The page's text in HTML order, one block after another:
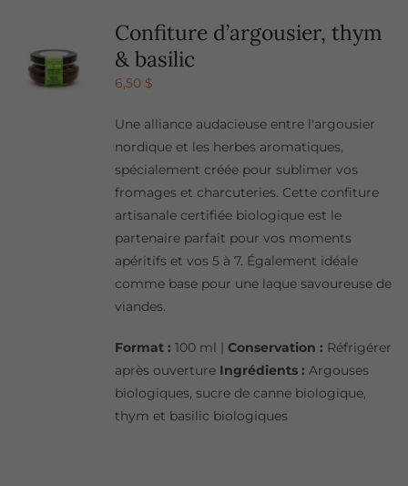
Confiture d’argousier, thym
& basilic
6,50 $
Une alliance audacieuse entre l'argousier
nordique et les herbes aromatiques,
spécialement créée pour sublimer vos
fromages et charcuteries. Cette confiture
artisanale certifiée biologique est le
partenaire parfait pour vos moments
apéritifs et vos 5 à 7. Également idéale
comme base pour une laque savoureuse de
viandes.
Format : 100 ml | Conservation : Réfrigérer
après ouverture Ingrédients : Argouses
biologiques, sucre de canne biologique,
thym et basilic biologiques